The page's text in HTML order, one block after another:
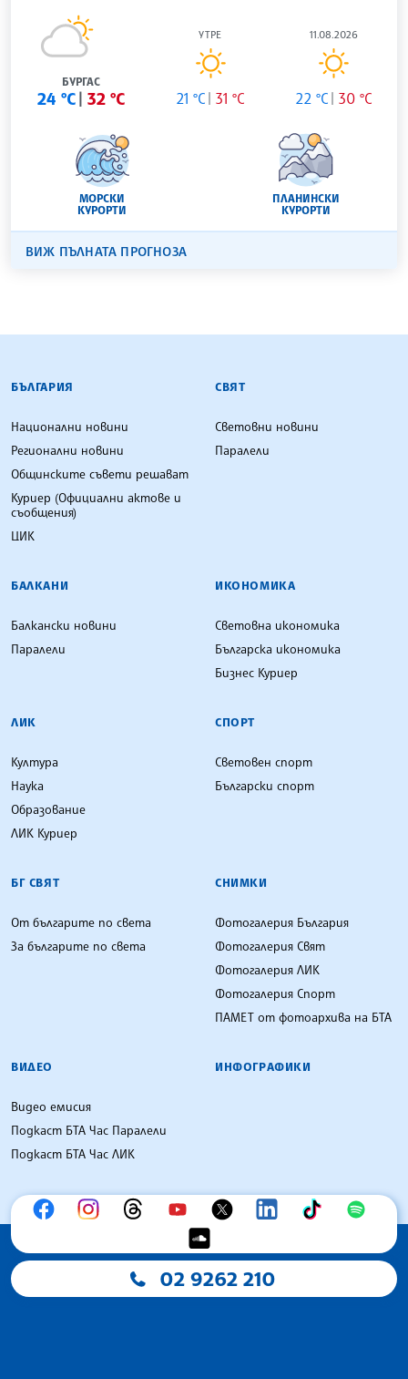
БУРГАС
24 °C 32 °C
УТРЕ
21 °C 31 °C
11.08.2026
22 °C 30 °C
МОРСКИ
КУРОРТИ
ПЛАНИНСКИ
КУРОРТИ
ВИЖ ПЪЛНАТА ПРОГНОЗА
БЪЛГАРСКА ТЕЛЕГРАФНА АГЕНЦИЯ
БЪЛГАРИЯ
Национални новини
Регионални новини
Общинските съвети решават
Куриер (Официални актове и
съобщения)
ЦИК
СВЯТ
Световни новини
Паралели
БАЛКАНИ
Балкански новини
Паралели
ИКОНОМИКА
Световна икономика
Българска икономика
Бизнес Куриер
ЛИК
Култура
Наука
Образование
ЛИК Куриер
СПОРТ
Световен спорт
Български спорт
БГ СВЯТ
От българите по света
За българите по света
СНИМКИ
Фотогалерия България
Фотогалерия Свят
Фотогалерия ЛИК
Фотогалерия Спорт
ПАМЕТ от фотоархива на БТА
ВИДЕО
Видео емисия
Подкаст БТА Час Паралели
Подкаст БТА Час ЛИК
ИНФОГРАФИКИ
02 9262 210